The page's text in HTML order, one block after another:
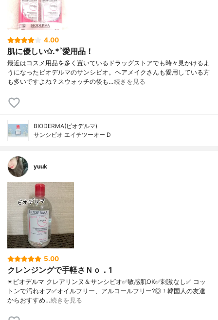
4.00
肌に優しい✩.*˚愛用品！
最近はコスメ用品を多く置いているドラッグストアでも時々見かけるよ
うになったビオデルマのサンシビオ。ヘアメイクさんも愛用している方
も多いですよね？スウォッチの後も…続きを見る
BIODERMA(ビオデルマ)
サンシビオ エイチツーオー D
yuuk
5.00
クレンジングで手軽さＮｏ．1
✴ビオデルマ クレアリンヌ＆サンシビオ ✅敏感肌OK ✅刺激なし ✅ コッ
トンで汚れオフ ✅オイルフリー、アルコールフリー?◎！ 韓国人の友達
からおすすめ…続きを見る